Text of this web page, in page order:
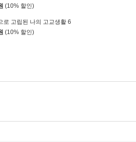
(10% 할인)
로 고립된 나의 고교생활 6
(10% 할인)